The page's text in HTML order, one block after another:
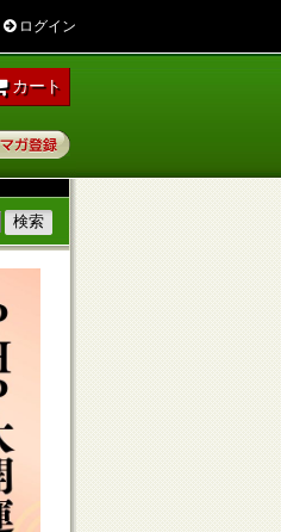
ログイン
カート